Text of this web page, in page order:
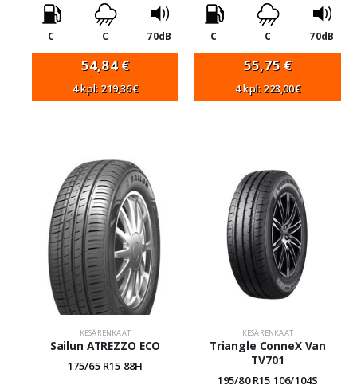
C C 70dB
54,84€
4 kpl: 219,36€
C C 70dB
55,75 €
4 kpl: 223,00€
KESÄRENKAAT
Sailun ATREZZO ECO
175/65 R15 88H
KESÄRENKAAT
Triangle ConneX Van
TV701
195/80 R15 106/104S